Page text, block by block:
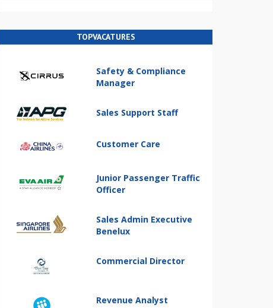
TOPVACATURES
Safety & Compliance
Manager
Sales Support Staff
Customer Care
Junior Passenger Traffic
Officer
Sales Admin Executive
Benelux
Commercial Director
Revenue Analyst